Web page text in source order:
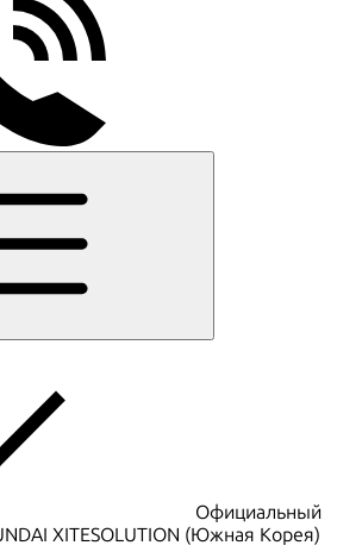
Официальный
XITESOLUTION (Южная Корея)